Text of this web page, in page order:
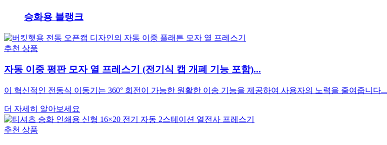
승화용 블랭크
추천 상품
자동 이중 평판 모자 열 프레스기 (전기식 캡 개폐 기능 포함)...
이 혁신적인 전동식 이동기는 360° 회전이 가능한 원활한 이송 기능을 제공하여 사용자의 노력을 줄여줍니다...
더 자세히 알아보세요
추천 상품